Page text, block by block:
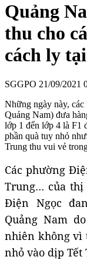
Quảng
thu cho
cách ly
SGGPO 21/09/2021
Những ngày này,
Quảng Nam) đưa
lớp 1 đến lớp 4 là F1
phần quà tuy nhỏ
Trung thu vui vẻ
Các phường
Trung… của thị
Điện Ngọc
Quảng Nam
nhiên không vì
nhỏ vào dịp